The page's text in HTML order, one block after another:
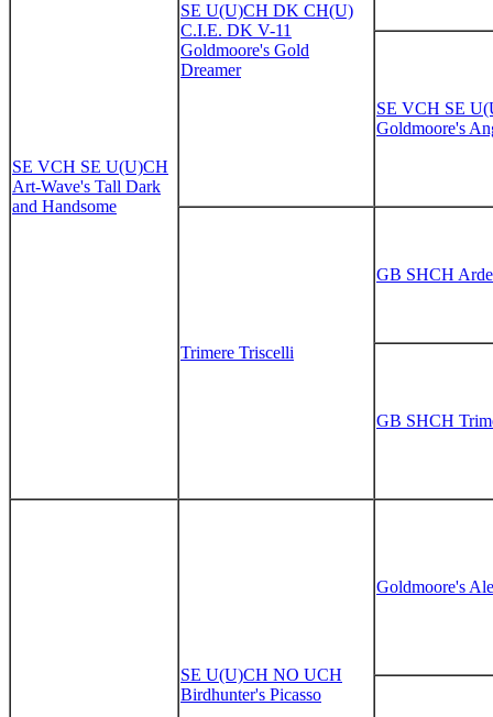
SE VCH SE U(U)CH
Art-Wave's Tall Dark
and Handsome
SE U(U)CH DK CH(U)
C.I.E. DK V-11
Goldmoore's Gold
Dreamer
SE VCH SE
Goldmoore's
Trimere Triscelli
GB SHCH
GB SHCH
SE U(U)CH NO UCH
Birdhunter's Picasso
Goldmoore's